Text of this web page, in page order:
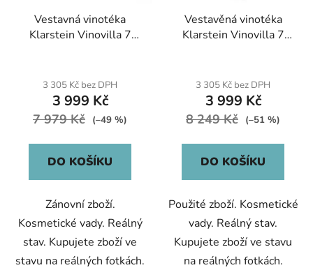
Vestavná vinotéka
Klarstein Vinovilla 7
3 305 Kč bez DPH
3 999 Kč
7 979 Kč (–49 %)
DO KOŠÍKU
Zánovní zboží.
Kosmetické vady. Reálný
stav. Kupujete zboží ve
stavu na reálných fotkách.
Vestavěná vinotéka
Klarstein Vinovilla 7
3 305 Kč bez DPH
3 999 Kč
8 249 Kč (–51 %)
DO KOŠÍKU
Použité zboží. Kosmetické
vady. Reálný stav.
Kupujete zboží ve stavu
na reálných fotkách.